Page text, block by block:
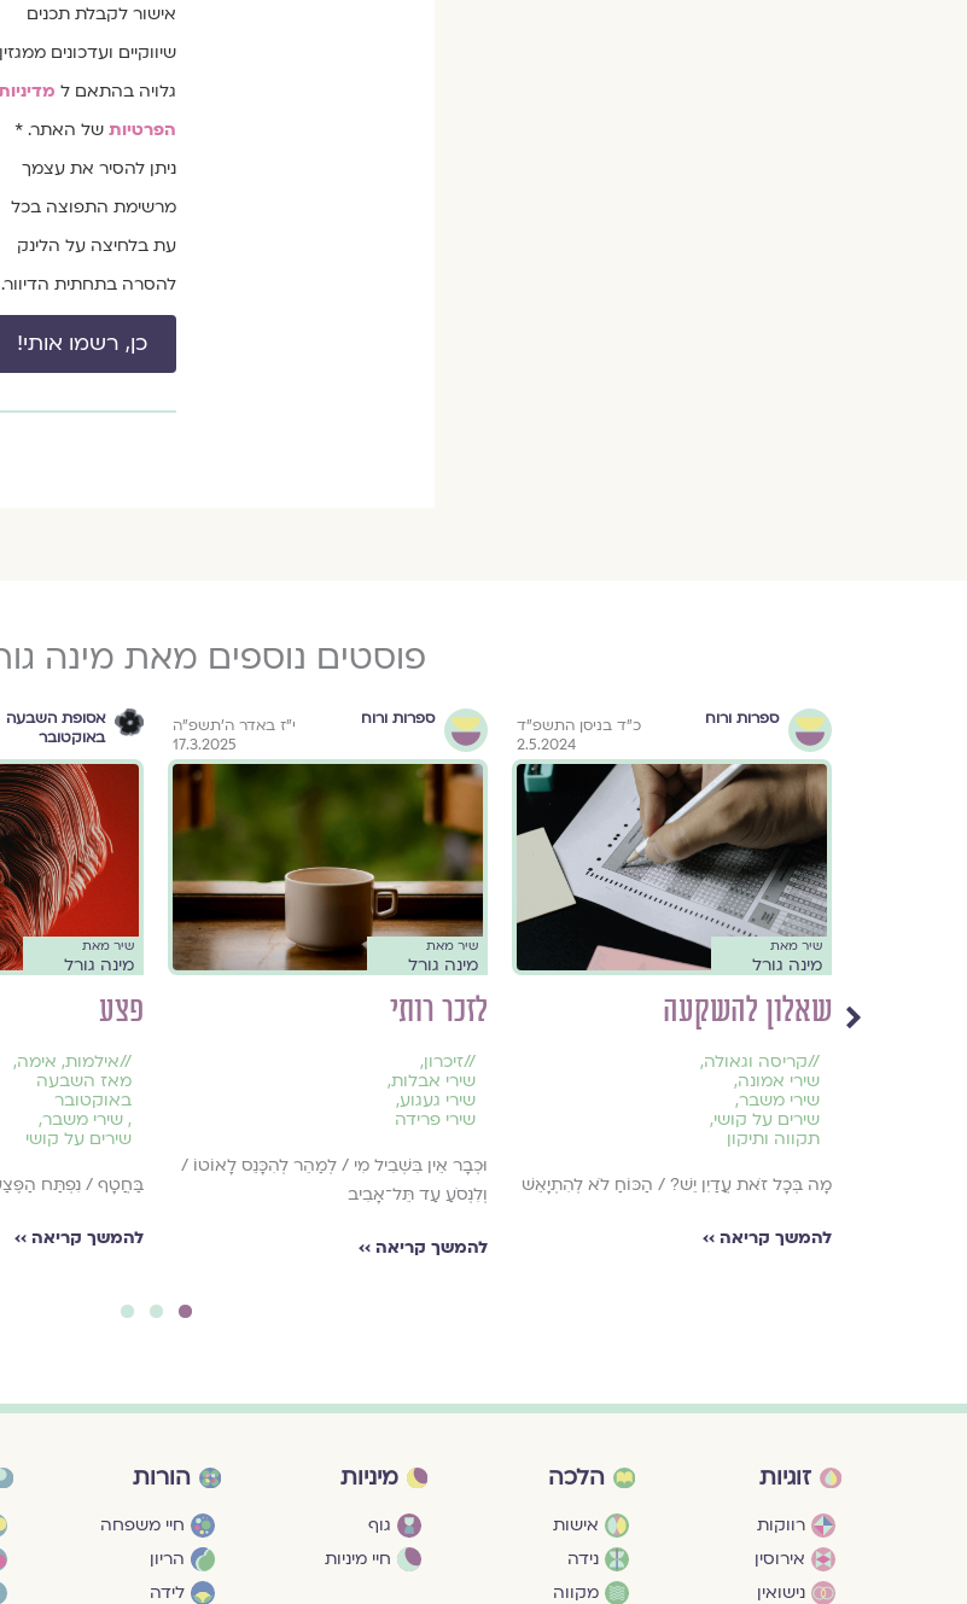
אישור לקבלת תכנים
שיווקיים ועדכונים ממגזין
גלויה בהתאם ל
הפרטיותשל האתר. *
ניתן להסיר את עצמך
מרשימת התפוצה בכל
עת בלחיצה על הלינק
להסרה בתחתית הדיוור.
כן, רשמו אותי!
פוסטים נוספים מאת מינה
ספרות ורוח
כ״ד בניסן התשפ״ד
2.5.2024
שיר מאת
מינה גורל
שאלון להשקעה
//קריסה וגאולה,
שירי אמונה,
שירי משבר,
שירים על קושי,
תקווה ותיקון
מָה בְּכָל זֹאת עֲדַיִן יֵשׁ? / הַכּוֹחַ לֹא לְהִתְיָאֵשׁ
להמשך קריאה ››
ספרות ורוח
י״ז באדר ה׳תשפ״ה
17.3.2025
שיר מאת
מינה גורל
לזכר רותי
//זיכרון,
שירי אבלות,
שירי געגוע,
שירי פרידה
וּכְבָר אֵין בִּשְׁבִיל מִי / לְמַהֵר לְהִכָּנֵס לָאוֹטוֹ /
וְלִנְסֹעַ עַד תֵּל־אָבִיב
להמשך קריאה ››
אסופת השבעה
באוקטובר
שיר מאת
מינה גורל
פצע
//אילמות, אימה,
מאז השבעה
באוקטובר
, שירי משבר,
שירים על קושי
בַּחֲטָף / נִפְתַּח
להמשך קריאה ››
1
זוגיות
רווקות
אירוסין
נישואין
הלכה
אישות
נידה
מקווה
מיניות
גוף
חיי מיניות
הורות
חיי משפחה
הריון
לידה